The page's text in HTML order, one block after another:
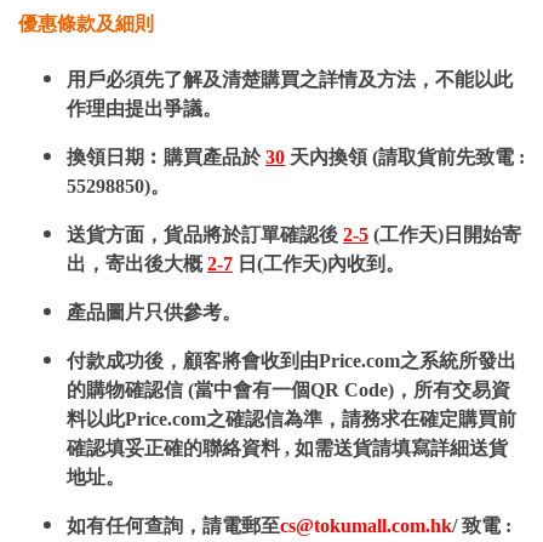
優惠條款及細則
用戶必須先了解及清楚購買之詳情及方法，不能以此
作理由提出爭議。
換領日期︰購買產品於30 天內換領 (請取貨前先致電 :
55298850)。
送貨方面，貨品將於訂單確認後 2-5 (工作天)日開始寄
出，寄出後大概2-7 日(工作天)內收到。
產品圖片只供參考。
付款成功後，顧客將會收到由Price.com之系統所發出
的購物確認信 (當中會有一個QR Code)，所有交易資
料以此Price.com之確認信為準，請務求在確定購買前
確認填妥正確的聯絡資料 , 如需送貨請填寫詳細送貨
地址。
如有任何查詢，請電郵至cs@tokumall.com.hk/ 致電 :